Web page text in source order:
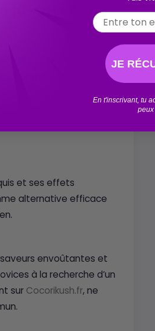
OH+ ?
des cannabinoïdes.
profiter pleinement
et ses effets
alternative efficace
saveurs envoûtantes et
à la recherche d’un
sur Cocorikush.fr, ne
Email
JE
En t'inscrivant, tu
peux